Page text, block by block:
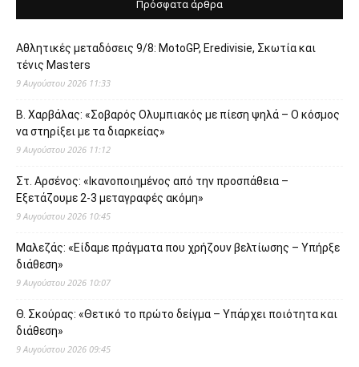
Πρόσφατα άρθρα
Αθλητικές μεταδόσεις 9/8: MotoGP, Eredivisie, Σκωτία και
τένις Masters
9 Αυγούστου 2026 11:33
Β. Χαρβάλας: «Σοβαρός Ολυμπιακός με πίεση ψηλά – Ο κόσμος
να στηρίξει με τα διαρκείας»
9 Αυγούστου 2026 11:12
Στ. Αρσένος: «Ικανοποιημένος από την προσπάθεια –
Εξετάζουμε 2-3 μεταγραφές ακόμη»
9 Αυγούστου 2026 10:45
Μαλεζάς: «Είδαμε πράγματα που χρήζουν βελτίωσης – Υπήρξε
διάθεση»
9 Αυγούστου 2026 10:07
Θ. Σκούρας: «Θετικό το πρώτο δείγμα – Υπάρχει ποιότητα και
διάθεση»
9 Αυγούστου 2026 09:45